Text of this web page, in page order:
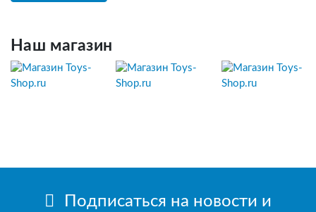
Наш магазин
Подписаться на новости и